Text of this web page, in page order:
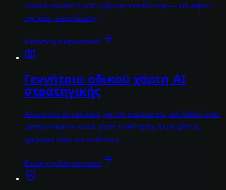
ειδικού σκοπού ή κατ’ εξαίρεση εκπαίδευση — και λάβετε
την πύλη τεκμηρίωσης.
Εκκίνηση διαγνωστικού
Γεννήτρια οδικού χάρτη ΑΙ
στρατηγικής
Απαντήστε 8 ερωτήσεις για την εταιρεία σας και λάβετε έναν
εξατομικευμένο οδικό χάρτη υιοθέτησης ΑΙ με φάσεις,
γρήγορες νίκες και κινδύνους
Εκκίνηση διαγνωστικού